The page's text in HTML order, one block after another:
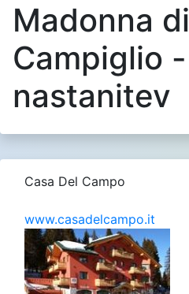
Madonna di
Campiglio -
nastanitev
Casa Del Campo
www.casadelcampo.it